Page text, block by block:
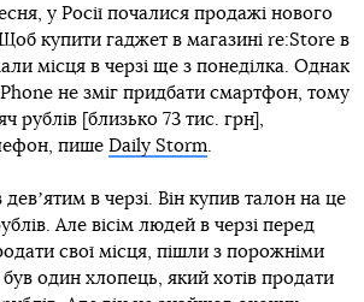
у Росії почалися продажі нового
купити гаджет в магазині re:Store в
місця в черзі ще з понеділка. Однак
не зміг придбати смартфон, тому
рублів [близько 73 тис. грн],
пише Daily Storm.
девʼятим в черзі. Він купив талон на це
Але вісім людей в черзі перед
свої місця, пішли з порожніми
один хлопець, який хотів продати